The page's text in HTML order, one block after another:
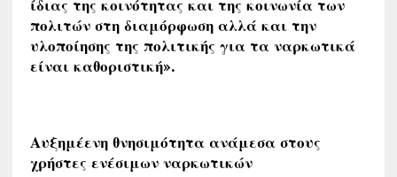
ίδιας της κοινότητας και της κοινωνία των
πολιτών στη διαμόρφωση αλλά και την
υλοποίησης της πολιτικής για τα ναρκωτικά
είναι καθοριστική».
Αυξημέενη θνησιμότητα ανάμεσα στους
χρήστες ενέσιμων ναρκωτικών